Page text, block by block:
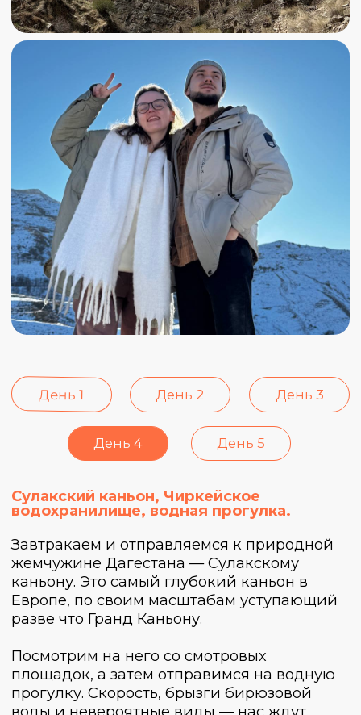
Дагестана, нас ждет экскурсия по
Махачкале, а еще охота за местными
вкусностями на центральном рынке.
На этом приключения не закончатся,
следующая точка на карте — Сарыкум,
самый большой бархан в Европе. Будем
исследовать его пески и любоваться
инопланетными видами — в общем,
почувствуем себя персонажами «Дюны»!
поездка в Дагестан подошла к концу, но
мы не будем грустить от расставания, ведь
совсем скоро встретимся в новых
путешествиях с Трипами!
Махачкала, бархан Сарыкум,
возвращение домой.
День 4 День 5